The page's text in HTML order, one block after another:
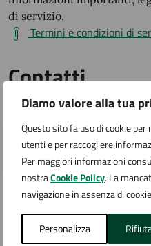
Diamo valore alla tua
Questo sito fa uso di cookie
utenti e per raccogliere
Per maggiori informazioni
nostraCookie Policy. La
navigazione in assenza di
Personalizza
di servizio.
Termini e condizioni di
Contatti
Sportello Unico per le
Via San Carlo 2, Arona
Argomenti: